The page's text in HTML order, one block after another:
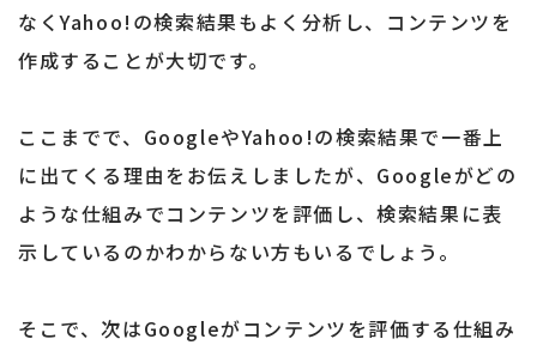
なくYahoo!の検索結果もよく分析し、コンテンツを
作成することが大切です。
ここまでで、GoogleやYahoo!の検索結果で一番上
に出てくる理由をお伝えしましたが、Googleがどの
ような仕組みでコンテンツを評価し、検索結果に表
示しているのかわからない方もいるでしょう。
そこで、次はGoogleがコンテンツを評価する仕組み